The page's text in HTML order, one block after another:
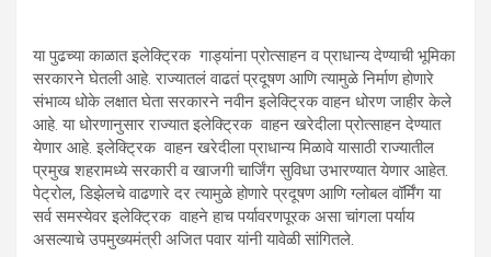
या पुढच्या काळात इलेक्ट्रिक गाड्यांना प्रोत्साहन व प्राधान्य देण्याची भूमिका
सरकारने घेतली आहे. राज्यातलं वाढतं प्रदूषण आणि त्यामुळे निर्माण होणारे
संभाव्य धोके लक्षात घेता सरकारने नवीन इलेक्ट्रिक वाहन धोरण जाहीर केले
आहे. या धोरणानुसार राज्यात इलेक्ट्रिक वाहन खरेदीला प्रोत्साहन देण्यात
येणार आहे. इलेक्ट्रिक वाहन खरेदीला प्राधान्य मिळावे यासाठी राज्यातील
प्रमुख शहरामध्ये सरकारी व खाजगी चार्जिंग सुविधा उभारण्यात येणार आहेत.
पेट्रोल, डिझेलचे वाढणारे दर त्यामुळे होणारे प्रदूषण आणि ग्लोबल वॉर्मिंग या
सर्व समस्येवर इलेक्ट्रिक वाहने हाच पर्यावरणपूरक असा चांगला पर्याय
असल्याचे उपमुख्यमंत्री अजित पवार यांनी यावेळी सांगितले.